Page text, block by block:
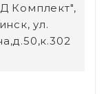
Комплект",
ул.